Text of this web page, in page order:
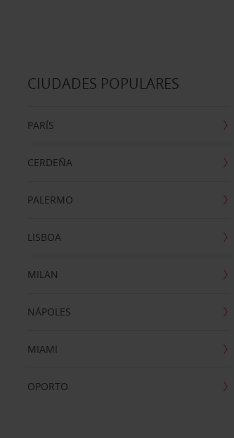
CIUDADES POPULARES
PARÍS
CERDEÑA
PALERMO
LISBOA
MILAN
NÁPOLES
MIAMI
OPORTO